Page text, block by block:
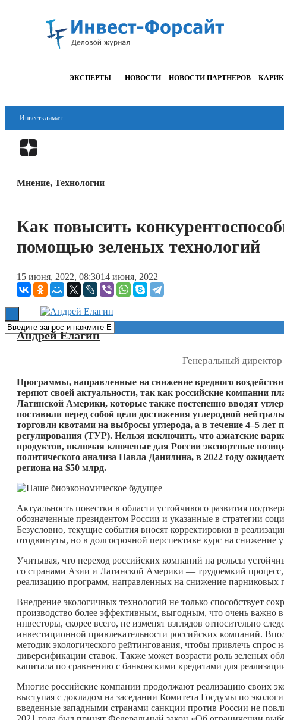
ЭКСПЕРТЫ НОВОСТИ НОВОСТИ ПАРТНЕРОВ
Инвестклимат
Финансы
Блокчейн
Книги
Мнение, Технологии
Как повысить
помощью зеленых технологий
15 июня, 2022, 08:3014 июня, 2022
Андрей Елагин
Генеральный
Программы, направленные на снижение вредного
теряют своей актуальности, так как российские компании
Латинской Америки, которые также постепенно вводят
поставили перед собой цели достижения углеродной
торговли квотами на выбросы углерода, а в течение 4–5
регулирования (ТУР). Нельзя исключить, что азиатские
продуктов, включая ключевые для России экспортные
политического анализа Павла Данилина, в 2022 году
региона на $50 млрд.
Актуальность повестки в области устойчивого развития
обозначенные президентом России и указанные в стратегии
Безусловно, текущие события вносят корректировки в
отодвинуты, но в долгосрочной перспективе курс на снижение
Учитывая, что переход российских компаний на рельсы
со странами Азии и Латинской Америки — трудоемкий
реализацию программ, направленных на снижение парниковых
Внедрение экологичных технологий не только способствует
производство более эффективным, выгодным, что очень важно
инвесторы, скорее всего, не изменят взглядов относительно
инвестиционной привлекательности российских компаний.
методик экологического рейтингования, чтобы привлечь
диверсификации ставок. Также может возрасти роль зеленых
капитала по сравнению с банковскими кредитами для
Многие российские компании продолжают реализацию своих
выступая с докладом на заседании Комитета Госдумы по
введенные западными странами санкции против России не